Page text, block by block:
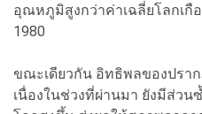
อุณหภูมิสูงกว่าค่าเฉลี่ยโลกเกื
1980
ขณะเดียวกัน อิทธิพลของปรา
เนื่องในช่วงที่ผ่านมา ยังมีส่ว